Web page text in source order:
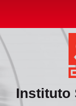
contenido
principal
Instituto